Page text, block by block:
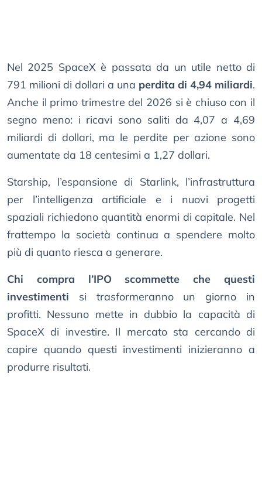
Nel 2025 SpaceX è passata da un utile netto di
791 milioni di dollari a una perdita di 4,94 miliardi.
Anche il primo trimestre del 2026 si è chiuso con il
segno meno: i ricavi sono saliti da 4,07 a 4,69
miliardi di dollari, ma le perdite per azione sono
aumentate da 18 centesimi a 1,27 dollari.
Starship, l’espansione di Starlink, l’infrastruttura
per l’intelligenza artificiale e i nuovi progetti
spaziali richiedono quantità enormi di capitale. Nel
frattempo la società continua a spendere molto
più di quanto riesca a generare.
Chi compra l’IPO scommette che questi
investimenti si trasformeranno un giorno in
profitti. Nessuno mette in dubbio la capacità di
SpaceX di investire. Il mercato sta cercando di
capire quando questi investimenti inizieranno a
produrre risultati.